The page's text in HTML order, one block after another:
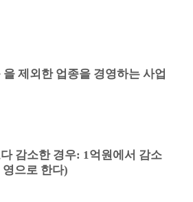
을 제외한 업종을 경영하는 사업
감소한 경우: 1 억원에서 감소
으로 한다)